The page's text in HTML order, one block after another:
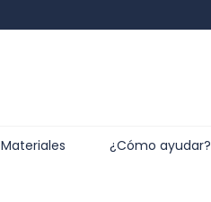
Materiales ¿Cómo ayudar?